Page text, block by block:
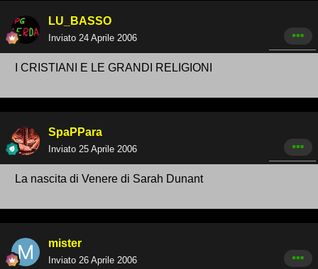
LU_BASSO
Inviato 24 Aprile 2006
I CRISTIANI E LE GRANDI RELIGIONI
SpaPPara
Inviato 25 Aprile 2006
La nascita di Venere di Sarah Dunant
mister
Inviato 26 Aprile 2006